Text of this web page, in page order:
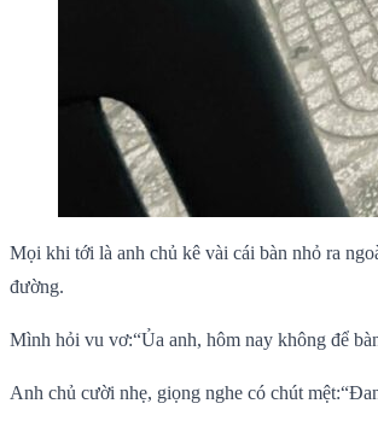
Mọi khi tới là anh chủ kê vài cái bàn nhỏ ra
đường.
Mình hỏi vu vơ:“Ủa anh, hôm nay không để
Anh chủ cười nhẹ, giọng nghe có chút